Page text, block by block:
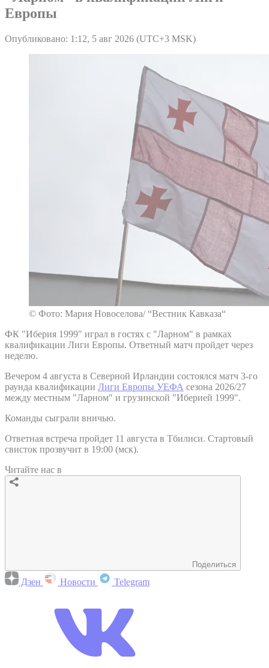
Европы
Опубликовано: 1:12, 5 авг 2026 (UTC+3 MSK)
© Фото: Мария Новоселова/ “Вестник Кавказа“
ФК "Иберия 1999" играл в гостях с "Ларном" в рамках
квалификации Лиги Европы. Ответный матч пройдет через
неделю.
Вечером 4 августа в Северной Ирландии состоялся матч 3-го
раунда квалификации Лиги Европы УЕФА сезона 2026/27
между местным "Ларном" и грузинской "Иберией 1999".
Команды сыграли вничью.
Ответная встреча пройдет 11 августа в Тбилиси. Стартовый
свисток прозвучит в 19:00 (мск).
Читайте нас в
Поделиться
Дзен Новости Telegram